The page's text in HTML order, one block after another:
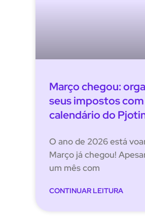
Março chegou:
seus impostos
calendário do
O ano de 2026 está
Março já chegou!
um mês com
CONTINUAR LEITURA